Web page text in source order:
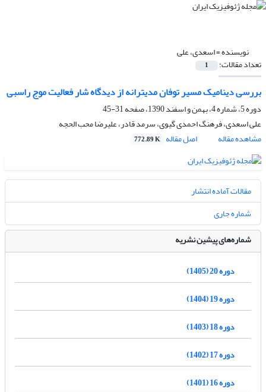
نویسنده =اسعدی، علی
تعداد مقالات: 1
بررسی دینامیک مسیر توفان مدیترانه از دیدگاه شار فعالیت موج راسبی
دوره 5، شماره 4، بهمن و اسفند 1390، صفحه
31-45
علی اسعدی، فرهنگ احمدی گیوی، سرمد قادر، علیرضا محب الحجه
مشاهده مقاله
اصل مقاله 772.89 K
مقالات آماده انتشار
شماره جاری
شماره‌های پیشین نشریه
دوره 20 (1405)
دوره 19 (1404)
دوره 18 (1403)
دوره 17 (1402)
دوره 16 (1401)